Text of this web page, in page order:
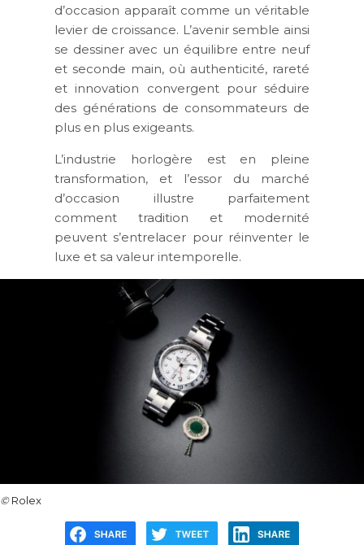
d’occasion apparaît comme un véritable
levier de croissance. L’avenir semble ainsi
se dessiner avec un équilibre entre neuf
et seconde main, où authenticité, rareté
et innovation convergent pour séduire
des générations de consommateurs de
plus en plus exigeants.
L’industrie horlogère est en pleine
transformation, et l’essor du marché
d’occasion illustre parfaitement
comment tradition et modernité
peuvent s’entrelacer pour réinventer le
luxe et sa valeur intemporelle.
©Rolex